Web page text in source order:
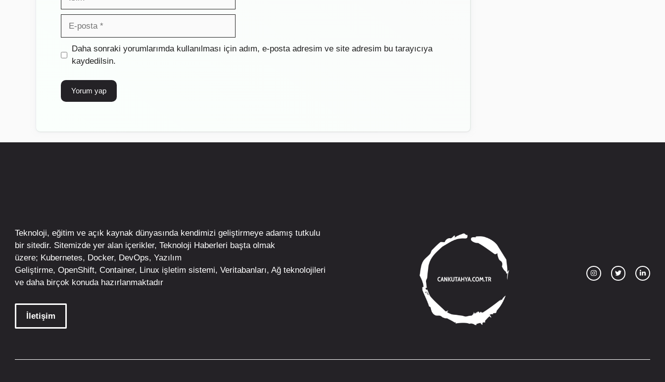
posta
İnternet
sitesi
Daha sonraki yorumlarımda kullanılması için adım, e-posta adresim ve site adresim bu tarayıcıya
kaydedilsin.
Teknoloji, eğitim ve açık kaynak dünyasında kendimizi geliştirmeye adamış tutkulu
bir sitedir. Sitemizde yer alan içerikler, Teknoloji Haberleri başta olmak
üzere; Kubernetes, Docker, DevOps, Yazılım
Geliştirme, OpenShift, Container, Linux işletim sistemi, Veritabanları, Ağ teknolojileri
ve daha birçok konuda hazırlanmaktadır
İletişim